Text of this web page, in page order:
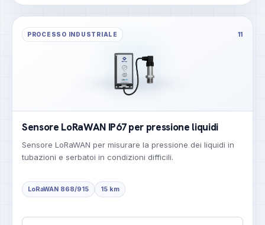
PROCESSO INDUSTRIALE 11
Sensore LoRaWAN IP67 per pressione liquidi
Sensore LoRaWAN per misurare la pressione dei liquidi in
tubazioni e serbatoi in condizioni difficili.
LoRaWAN 868/915 15 km